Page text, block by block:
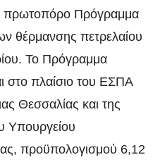
πρωτοπόρο Πρόγραμμα
θέρμανσης πετρελαίου
Το Πρόγραμμα
στο πλαίσιο του ΕΣΠΑ
Θεσσαλίας και της
Υπουργείου
προϋπολογισμού 6,12